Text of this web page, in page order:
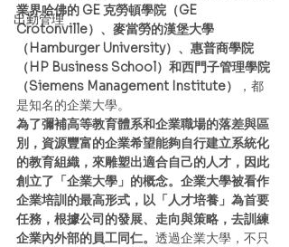
出勤管理
業界哈佛的 GE 克勞頓學院（GE
Crotonville）、麥當勞的漢堡大學
（Hamburger University）、惠普商學院
（HP Business School）和西門子管理學院
（Siemens Management Institute）
，都
是知名的企業大學。
為了彌補高等教育體系和企業職場的落差與區
別，資源豐富的企業希望能夠自行建立系統化
的教育組織，來雕塑出適合自己的人才，因此
創立了「企業大學」的概念。企業大學被看作
企業培訓的最高形式，以「人才培養」為首要
任務，根據公司的發展、走向與策略，去訓練
企業內外部的員工同仁。 透過企業大學，不只